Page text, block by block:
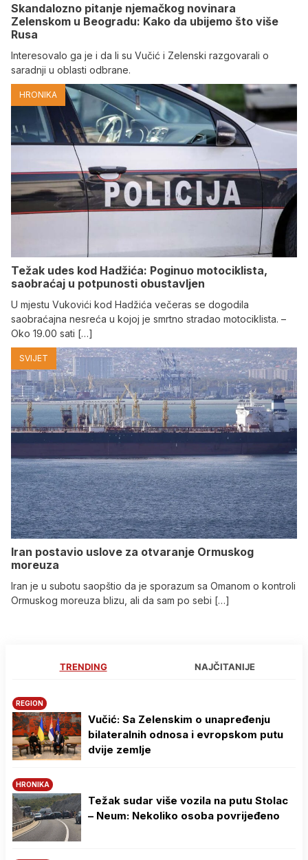
Skandalozno pitanje njemačkog novinara
Zelenskom u Beogradu: Kako da ubijemo što više
Rusa
Interesovalo ga je i da li su Vučić i Zelenski razgovarali o
saradnji u oblasti odbrane.
HRONIKA
Težak udes kod Hadžića: Poginuo motociklista,
saobraćaj u potpunosti obustavljen
U mjestu Vukovići kod Hadžića večeras se dogodila
saobraćajna nesreća u kojoj je smrtno stradao motociklista. –
Oko 19.00 sati […]
SVIJET
Iran postavio uslove za otvaranje Ormuskog
moreuza
Iran je u subotu saopštio da je sporazum sa Omanom o kontroli
Ormuskog moreuza blizu, ali da sam po sebi […]
TRENDING NAJČITANIJE
REGION
Vučić: Sa Zelenskim o unapređenju
bilateralnih odnosa i evropskom putu
dvije zemlje
HRONIKA
Težak sudar više vozila na putu Stolac
– Neum: Nekoliko osoba povrijeđeno